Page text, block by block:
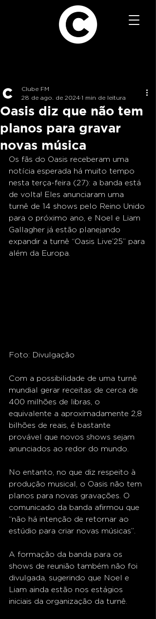
Oasis diz que não tem
planos para gravar
novas música
Clube FM
28 de ago. de 2024 1 min de leitura
Os fãs do Oasis receberam uma
notícia esperada há muito tempo
nesta terça-feira (27): a banda está
de volta! Eles anunciaram uma
turnê de 14 shows pelo Reino Unido
para o próximo ano, e Noel e Liam
Gallagher já estão planejando
expandir a turnê “Oasis Live’25” para
além da Europa.
Foto: Divulgação
Com a possibilidade de uma turnê
mundial gerar receitas de cerca de
400 milhões de libras, o
equivalente a aproximadamente 2,8
bilhões de reais, é bastante
provável que novos shows sejam
anunciados ao redor do mundo.
No entanto, no que diz respeito à
produção musical, o Oasis não tem
planos para novas gravações. O
comunicado da banda afirmou que
“não há intenção de retornar ao
estúdio para criar novas músicas”.
A formação da banda para os
shows de reunião também não foi
divulgada, sugerindo que Noel e
Liam ainda estão nos estágios
iniciais da organização da turnê.